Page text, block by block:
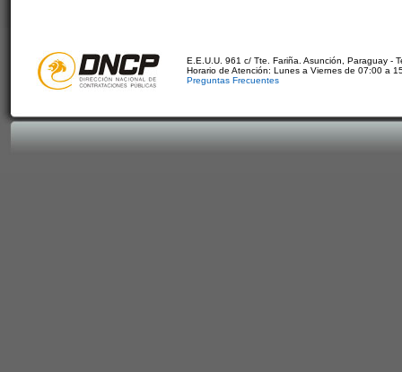
E.E.U.U. 961 c/ Tte. Fariña. Asunción, Paraguay -
Horario de Atención: Lunes a Viernes de 07:00 a
Preguntas Frecuentes